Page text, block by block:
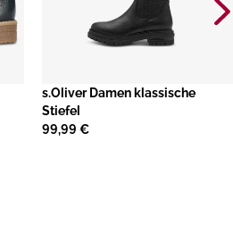
s.Oliver Damen klassische
Stiefel
99,99 €